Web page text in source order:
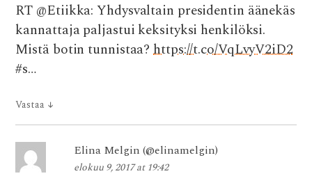
RT @Etiikka: Yhdysvaltain presidentin äänekäs
kannattaja paljastui keksityksi henkilöksi.
Mistä botin tunnistaa?https://t.co/VqLvyV2iD2
#s…
Vastaa ↓
Elina Melgin (@elinamelgin)
elokuu 9, 2017 at 19:42